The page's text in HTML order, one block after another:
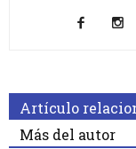
Artículo
Más del autor